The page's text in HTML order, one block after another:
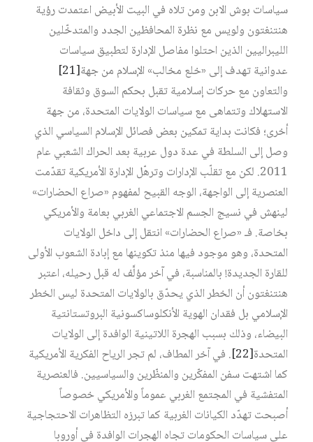
سياسات بوش الابن ومن تلاه في البيت الأبيض اعتمدت رؤية
هنتنغتون ولويس مع نظرة المحافظين الجدد والمتدخّلين
الليبراليين الذين احتلوا مفاصل الإدارة لتطبيق سياسات
عدوانية تهدف إلى «خلع مخالب» الإسلام من جهة‏[21]
والتعاون مع حركات إسلامية تقبل بحكم السوق وثقافة
الاستهلاك وتتماهى مع سياسات الولايات المتحدة، من جهة
أخرى؛ فكانت بداية تمكين بعض فصائل الإسلام السياسي الذي
وصل إلى السلطة في عدة دول عربية بعد الحراك الشعبي عام
2011. لكن مع تقلّب الإدارات وترهّل الإدارة الأمريكية تقدّمت
العنصرية إلى الواجهة، الوجه القبيح لمفهوم «صراع الحضارات»
لينهش في نسيج الجسم الاجتماعي الغربي بعامة والأمريكي
بخاصة. فـ «صراع الحضارات» انتقل إلى داخل الولايات
المتحدة، وهو موجود فيها منذ تكوينها مع إبادة الشعوب الأولى
للقارة الجديدة! بالمناسبة، في آخر مؤلَّف له قبل رحيله، اعتبر
هنتنغتون أن الخطر الذي يحدّق بالولايات المتحدة ليس الخطر
الإسلامي بل فقدان الهوية الأنكلوساكسونية البروتستانتية
البيضاء، وذلك بسبب الهجرة اللاتينية الوافدة إلى الولايات
المتحدة‏[22]
. في آخر المطاف، لم تجر الرياح الفكرية الأمريكية
كما اشتهت سفن المفكّرين والمنظّرين والسياسيين. فالعنصرية
المتفشية في المجتمع الغربي عموماً والأمريكي خصوصاً
أصبحت تهدّد الكيانات الغربية كما تبرزه التظاهرات الاحتجاجية
على سياسات الحكومات تجاه الهجرات الوافدة في أوروبا